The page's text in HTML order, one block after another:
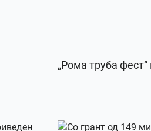
„Рома труба